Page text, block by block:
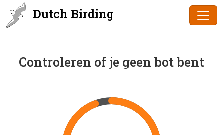
Dutch Birding
Controleren of je geen bot bent